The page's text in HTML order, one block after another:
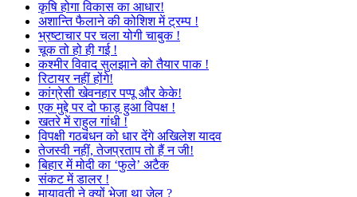
कृषि होगा विकास का आधार!
अशान्ति फैलाने की कोशिश में ट्रम्प !
भ्रष्टाचार पर चला योगी चाबुक !
चूक तो हो ही गई !
कश्मीर विवाद सुलझाने को तैयार पाक !
रिटायर नहीं होंगे!
कांग्रेसी खेवनहार पप्पू और केके!
एक मुद्दे पर दो फाड़ हुआ विपक्ष !
खतरे में राहुल गांधी !
विपक्षी गठबंधन को धार देंगे अखिलेश यादव
तेजस्वी नहीं, तेजप्रताप तो हैं न जी!
बिहार में मोदी का ‘फुले’ अटैक
संकट में डालर !
मायावती ने क्यों भेजा था जेल ?